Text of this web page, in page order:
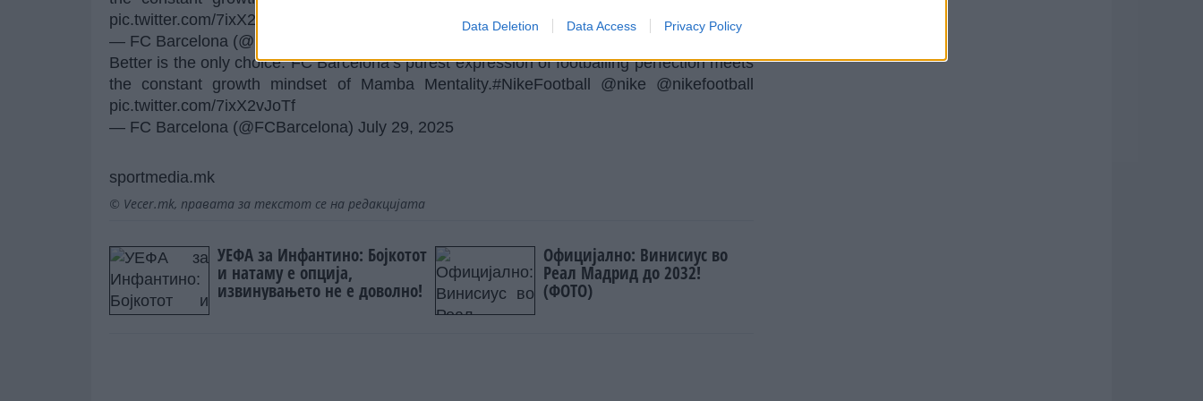
Data Deletion Data Access Privacy Policy
pic.twitter.com/7ixX2vJoTf
— FC Barcelona (@FCBarcelona)
Better is the only choice. FC Barcelona’s purest expression of footballing perfection meets
the constant growth mindset of Mamba Mentality.#NikeFootball @nike
@nikefootball
pic.twitter.com/7ixX2vJoTf
— FC Barcelona (@FCBarcelona) July 29, 2025
sportmedia.mk
© Vecer.mk, правата за текстот се на редакцијата
УЕФА за Инфантино: Бојкотот
и натаму е опција,
извинувањето не е доволно!
Официјално: Винисиус во
Реал Мадрид до 2032!
(ФОТО)